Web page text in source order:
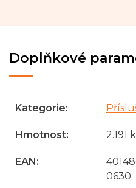
Doplňkové
Kategorie:
Hmotnost: 2.191
EAN:
0630